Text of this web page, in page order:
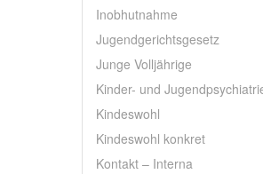
Inobhutnahme
Jugendgerichtsgesetz
Junge Volljährige
Kinder- und
Kindeswohl
Kindeswohl konkret
Kontakt – Interna